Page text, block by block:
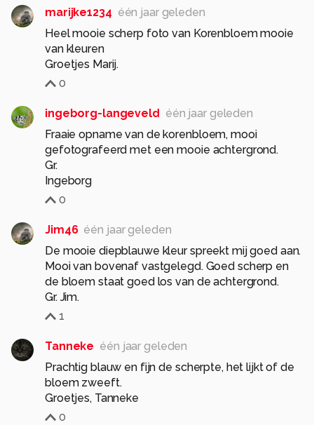
marijke1234 één jaar geleden
Heel mooie scherp foto van Korenbloem mooie
van kleuren
Groetjes Marij.
0
ingeborg-langeveld één jaar geleden
Fraaie opname van de korenbloem, mooi
gefotografeerd met een mooie achtergrond.
Gr.
Ingeborg
0
Jim46 één jaar geleden
De mooie diepblauwe kleur spreekt mij goed aan.
Mooi van bovenaf vastgelegd. Goed scherp en
de bloem staat goed los van de achtergrond.
Gr. Jim.
1
Tanneke één jaar geleden
Prachtig blauw en fijn de scherpte, het lijkt of de
bloem zweeft.
Groetjes, Tanneke
0